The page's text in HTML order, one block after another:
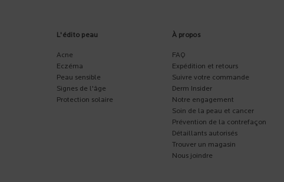
L'édito peau
Acne
Eczéma
Peau sensible
Signes de l'âge
Protection solaire
À propos
FAQ
Expédition et retours
Suivre votre commande
Derm Insider
Notre engagement
Soin de la peau et cancer
Prévention de la contrefaçon
Détaillants autorisés
Trouver un magasin
Nous joindre